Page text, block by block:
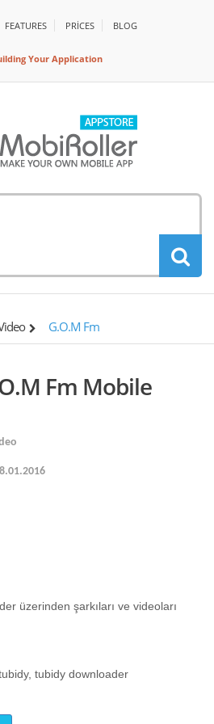
FEATURES PRİCES BLOG
Your Application
G.O.M Fm
Fm Mobile
üzerinden şarkıları ve videoları
tubidy downloader